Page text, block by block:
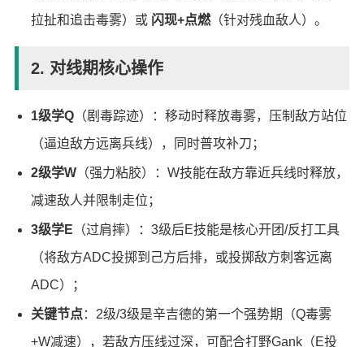
拉扯和追击毒雾）或 闪现+点燃（针对残血敌人）。
2. 对线期核心操作
1级学Q（剧毒踪迹）：移动时释放毒雾，压制敌方站位
（逼迫敌方远离兵线），同时普攻补刀；
2级学W（强力粘胶）：W技能在敌方靠近兵线时释放，
减速敌人并限制走位；
3级学E （过肩摔）：3级后E技能是核心开团/反打工具
（将敌方ADC投掷到己方后排，或投掷敌方刺客远离
ADC）；
关键节点：2级/3级是辛吉德的第一个强势期（Q毒雾
+W减速），若敌方压线过深，可配合打野Gank（E投